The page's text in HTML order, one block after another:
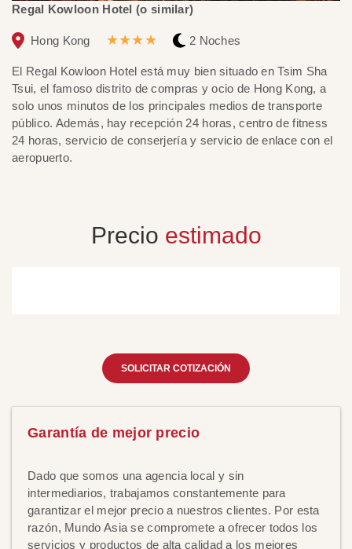
Regal Kowloon Hotel (o similar)
Hong Kong ★★★★ 2 Noches
El Regal Kowloon Hotel está muy bien situado en Tsim Sha
Tsui, el famoso distrito de compras y ocio de Hong Kong, a
solo unos minutos de los principales medios de transporte
público. Además, hay recepción 24 horas, centro de fitness
24 horas, servicio de conserjería y servicio de enlace con el
aeropuerto.
Precio estimado
SOLICITAR COTIZACIÓN
Garantía de mejor precio
Dado que somos una agencia local y sin
intermediarios, trabajamos constantemente para
garantizar el mejor precio a nuestros clientes. Por esta
razón, Mundo Asia se compromete a ofrecer todos los
servicios y productos de alta calidad a los mejores